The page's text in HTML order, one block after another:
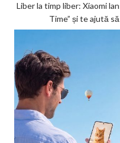
Liber la timp liber: Xiaomi
Time” și te ajută